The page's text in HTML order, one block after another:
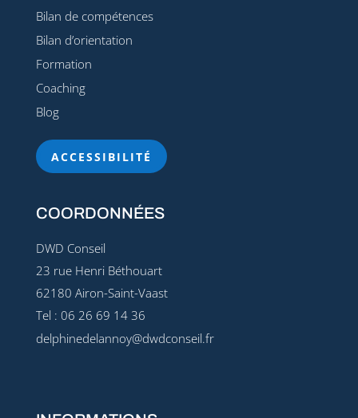
Bilan de compétences
Bilan d’orientation
Formation
Coaching
Blog
ACCESSIBILITÉ
COORDONNÉES
DWD Conseil
23 rue Henri Béthouart
62180 Airon-Saint-Vaast
Tel : 06 26 69 14 36
delphinedelannoy@dwdconseil.fr